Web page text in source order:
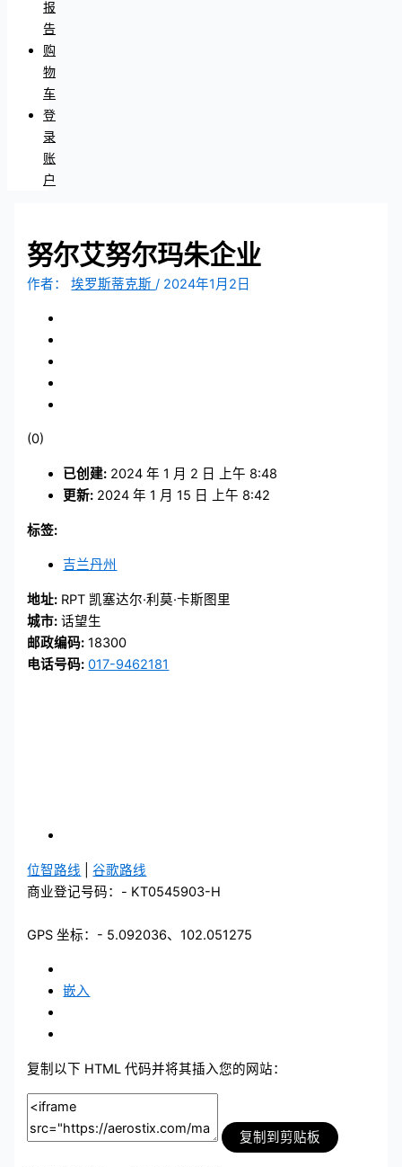
报
告
购
物
车
登
录
账
户
努尔艾努尔玛朱企业
作者： 埃罗斯蒂克斯/ 2024年1月2日
(0)
已创建: 2024 年 1 月 2 日 上午 8:48
更新: 2024 年 1 月 15 日 上午 8:42
标签:
吉兰丹州
地址: RPT 凯塞达尔·利莫·卡斯图里
城市: 话望生
邮政编码: 18300
电话号码: 017-9462181
位智路线 |谷歌路线
商业登记号码：- KT0545903-H
GPS 坐标：- 5.092036、102.051275
嵌入
复制以下 HTML 代码并将其插入您的网站：
复制到剪贴板